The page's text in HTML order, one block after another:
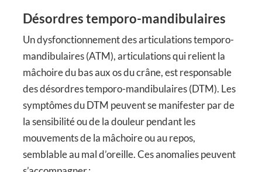
Désordres temporo-mandibulaires
Un dysfonctionnement des articulations temporo-
mandibulaires (ATM), articulations qui relient la
mâchoire du bas aux os du crâne, est responsable
des désordres temporo-mandibulaires (DTM). Les
symptômes du DTM peuvent se manifester par de
la sensibilité ou de la douleur pendant les
mouvements de la mâchoire ou au repos,
semblable au mal d’oreille. Ces anomalies peuvent